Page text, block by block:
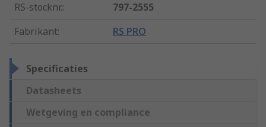
RS-stocknr.:
797-2555
Fabrikant: RS PRO
Specificaties
Datasheets
Wetgeving en compliance